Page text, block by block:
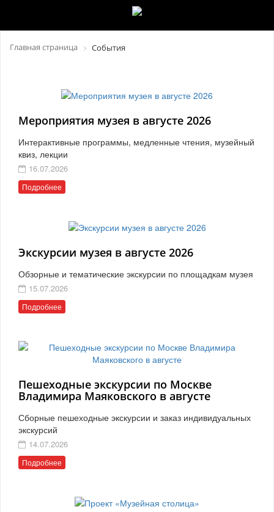
Главная страница События
Мероприятия музея в августе 2026
Интерактивные программы, медленные чтения, музейный
квиз, лекции
16.07.2026
Подробнее
Экскурсии музея в августе 2026
Обзорные и тематические экскурсии по площадкам музея
15.07.2026
Подробнее
Пешеходные экскурсии по Москве
Владимира Маяковского в августе
Сборные пешеходные экскурсии и заказ индивидуальных
экскурсий
14.07.2026
Подробнее